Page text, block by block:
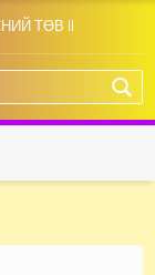
ТӨВ II